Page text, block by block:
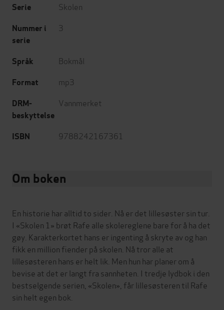
Serie Skolen
Nummer i
serie
3
Språk Bokmål
Format mp3
DRM-
beskyttelse
Vannmerket
ISBN 9788242167361
Om boken
En historie har alltid to sider. Nå er det lillesøster sin tur.
I «Skolen 1» brøt Rafe alle skolereglene bare for å ha det
gøy. Karakterkortet hans er ingenting å skryte av og han
fikk en million fiender på skolen. Nå tror alle at
lillesøsteren hans er helt lik. Men hun har planer om å
bevise at det er langt fra sannheten. I tredje lydbok i den
bestselgende serien, «Skolen», får lillesøsteren til Rafe